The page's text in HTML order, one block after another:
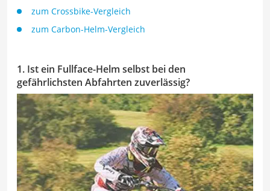
zum Crossbike-Vergleich
zum Carbon-Helm-Vergleich
1. Ist ein Fullface-Helm selbst bei den
gefährlichsten Abfahrten zuverlässig?